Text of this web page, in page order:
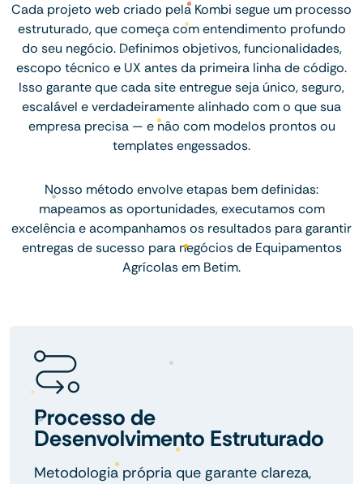
Cada projeto web criado pela Kombi segue um processo
estruturado, que começa com entendimento profundo
do seu negócio. Definimos objetivos, funcionalidades,
escopo técnico e UX antes da primeira linha de código.
Isso garante que cada site entregue seja único, seguro,
escalável e verdadeiramente alinhado com o que sua
empresa precisa — e não com modelos prontos ou
templates engessados.
Nosso método envolve etapas bem definidas:
mapeamos as oportunidades, executamos com
excelência e acompanhamos os resultados para garantir
entregas de sucesso para negócios de Equipamentos
Agrícolas em Betim.
Processo de
Desenvolvimento Estruturado
Metodologia própria que garante clareza,